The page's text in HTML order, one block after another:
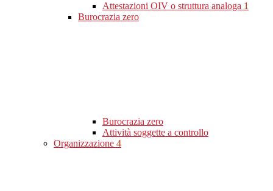
Attestazioni OIV o struttura analoga 1
Burocrazia zero
Burocrazia zero
Attività soggette a controllo
Organizzazione 4